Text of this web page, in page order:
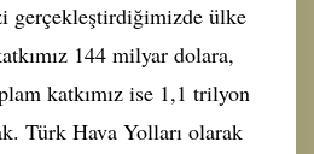
gerçekleştirdiğimizde ülke
144 milyar dolara,
katkımız ise 1,1 trilyon
Türk Hava Yolları olarak